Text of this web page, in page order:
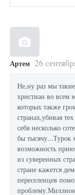
Артем 26
Не,ну раз мы
христиан во всем
которых также
странах,убивая
себя несколько
бы тысячу...Турок
возможность
из суверенных
стране кажется
переселенцев